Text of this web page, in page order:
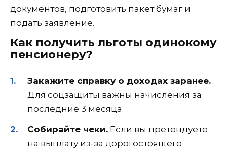
документов, подготовить пакет бумаг и
подать заявление.
Как получить льготы одинокому
пенсионеру?
Закажите справку о доходах заранее.
Для соцзащиты важны начисления за
последние 3 месяца.
Собирайте чеки. Если вы претендуете
на выплату из-за дорогостоящего